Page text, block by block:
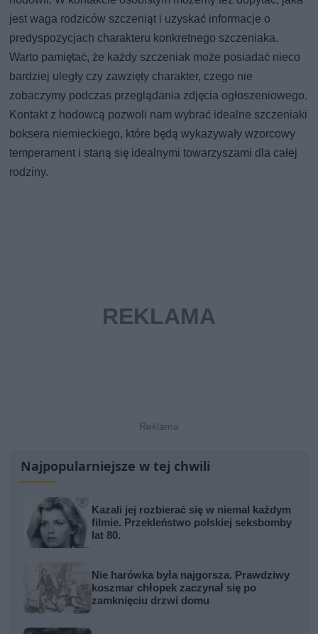
jest waga rodziców szczeniąt i uzyskać informacje o
predyspozycjach charakteru konkretnego szczeniaka.
Warto pamiętać, że każdy szczeniak może posiadać nieco
bardziej uległy czy zawzięty charakter, czego nie
zobaczymy podczas przeglądania zdjęcia ogłoszeniowego.
Kontakt z hodowcą pozwoli nam wybrać idealne szczeniaki
boksera niemieckiego, które będą wykazywały wzorcowy
temperament i staną się idealnymi towarzyszami dla całej
rodziny.
Najpopularniejsze w tej chwili
Kazali jej rozbierać się w niemal każdym
filmie. Przekleństwo polskiej seksbomby
lat 80.
Nie harówka była najgorsza. Prawdziwy
koszmar chłopek zaczynał się po
zamknięciu drzwi domu